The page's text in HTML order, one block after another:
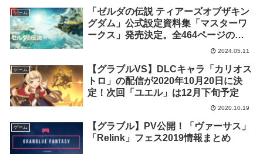
ゲーム
「ゼルダの伝説 ティアーズオブザキン
グダム」公式設定資料集「マスターワ
ークス」発売決定。全464ページの大
2024.05.11
ゲーム
【グラブルVS】DLCキャラ「カリオス
トロ」の配信が2020年10月20日に決
定！次回「ユエル」は12月下旬予定
2020.10.19
ゲーム
【グラブル】PV公開！「ヴァーサス」
「Relink」フェス2019情報まとめ